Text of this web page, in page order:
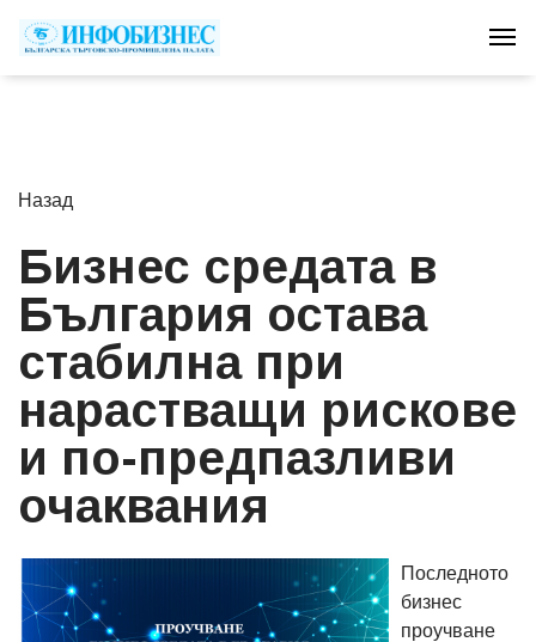
Назад
Бизнес средата в
България остава
стабилна при
нарастващи рискове
и по-предпазливи
очаквания
Последното
бизнес
проучване